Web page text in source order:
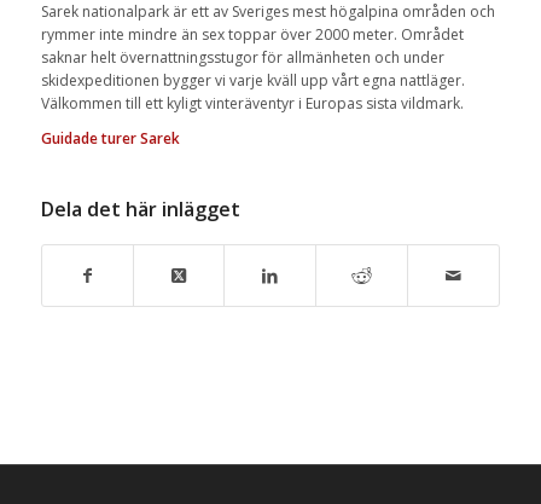
Sarek nationalpark är ett av Sveriges mest högalpina områden och
rymmer inte mindre än sex toppar över 2000 meter. Området
saknar helt övernattningsstugor för allmänheten och under
skidexpeditionen bygger vi varje kväll upp vårt egna nattläger.
Välkommen till ett kyligt vinteräventyr i Europas sista vildmark.
Guidade turer Sarek
Dela det här inlägget